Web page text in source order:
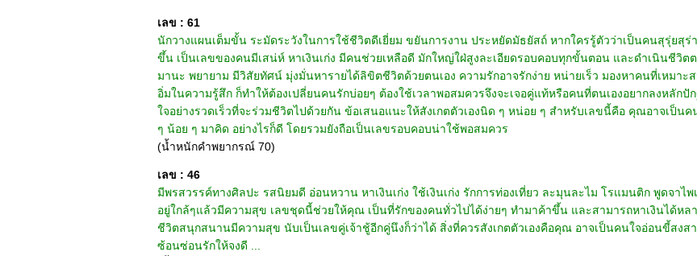
เลข : 61
นักวางแผนเต็มขั้น ระมัดระวังในการใช้ชีวิตดีเยี่ยม ขยันการงาน ประหยัดมัธยัสถ์ หากใครรู้ตัวว่าเป็นคนสุรุ่ยสุร่
ขึ้น เป็นเลขของคนมีเสน่ห์ หาเงินเก่ง มีคนช่วยเหลือดี มักใหญ่ใฝ่สูงละเอียดรอบคอบทุกขั้นตอน และดำเนินชีวิต
มานะ พยายาม มีวิสัยทัศน์ มุ่งมั่นหารายได้ลิขิตชีวิตด้วยตนเอง ความรักอาจรักง่าย หน่ายเร็ว มองหาคนที่เหมาะ
อิ่มในความรู้สึก ก็ทำให้ต้องเปลี่ยนคนรักบ่อยๆ ต้องใช้เวลาพอสมควรจึงจะเจอคู่แท้หรือคนที่ตนเองอยากลงหลัก
ใจอย่างรวดเร็วที่จะร่วมชีวิตไปด้วยกัน ข้อเสนอแนะให้สังเกตตัวเองนิด ๆ หน่อย ๆ สำหรับเลขนี้คือ คุณอาจเป็นค
ๆ น้อย ๆ มาคิด อย่างไรก็ดี โดยรวมยังถือเป็นเลขรอบคอบน่าใช้พอสมควร
(น้ำหนักคำพยากรณ์ 70)
เลข : 46
มีพรสวรรค์ทางศิลปะ รสนิยมดี อ่อนหวาน หาเงินเก่ง ใช้เงินเก่ง รักการท่องเที่ยว ละมุนละไม โรแมนติก พูดจาไพ
อยู่ใกล้ๆแล้วมีความสุข เลขชุดนี้ช่วยให้คุณ เป็นที่รักของคนทั่วไปได้ง่ายๆ ทำมาค้าขึ้น และสามารถหาเงินได้หล
ชีวิตสนุกสนานมีความสุข นับเป็นเลขคู่เจ้าชู้อีกคู่นึงก็ว่าได้ สิ่งที่ควรสังเกตตัวเองคือคุณ อาจเป็นคนใจอ่อนขี้สงส
ซ้อนซ่อนรักให้จงดี ...